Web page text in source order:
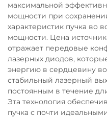
максимальной
мощности при
характеристик пучка во
мощности. Цена
отражает передовые
лазерных диодов,
энергию в сердцевину
стабильный лазерный
постоянным в течение
Эта технология
пучка с почти